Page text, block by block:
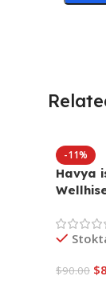
-11%
Havya
$90.00 $